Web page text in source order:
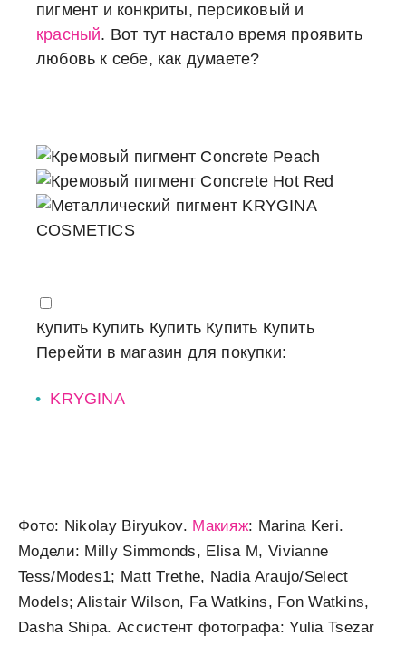
пигмент и конкриты, персиковый и
красный. Вот тут настало время проявить
любовь к себе, как думаете?
Купить Купить Купить Купить Купить
Перейти в магазин для покупки:
KRYGINA
Фото: Nikolay Biryukov. Макияж: Marina Keri.
Модели: Milly Simmonds, Elisa M, Vivianne
Tess/Modes1; Matt Trethe, Nadia Araujo/Select
Models; Alistair Wilson, Fa Watkins, Fon Watkins,
Dasha Shipa. Ассистент фотографа: Yulia Tsezar